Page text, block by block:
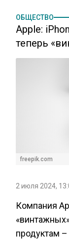
ОБЩЕСТВО
Apple:
теперь
freepik.com
2 июля 2024,
Компания
продуктам